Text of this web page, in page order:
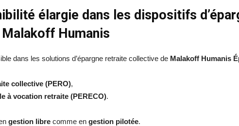
élargie dans les dispositifs
Humanis
dans les solutions d’épargne retraite collective de Malakoff Humanis
collective (PERO),
à vocation retraite (PERECO).
gestion libre comme en gestion pilotée.